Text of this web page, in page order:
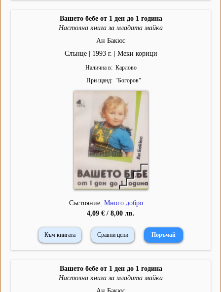
Вашето бебе от 1 ден до 1 година
Настолна книга за младата майка
Ан Бакюс
Слънце | 1993 г. | Меки корици
Налична в
Карлово
При щанд
"Богоров"
Състояние: Много добро
4,09 € / 8,00 лв.
Към книгата Сравни цени
Вашето бебе от 1 ден до 1 година
Настолна книга за младата майка